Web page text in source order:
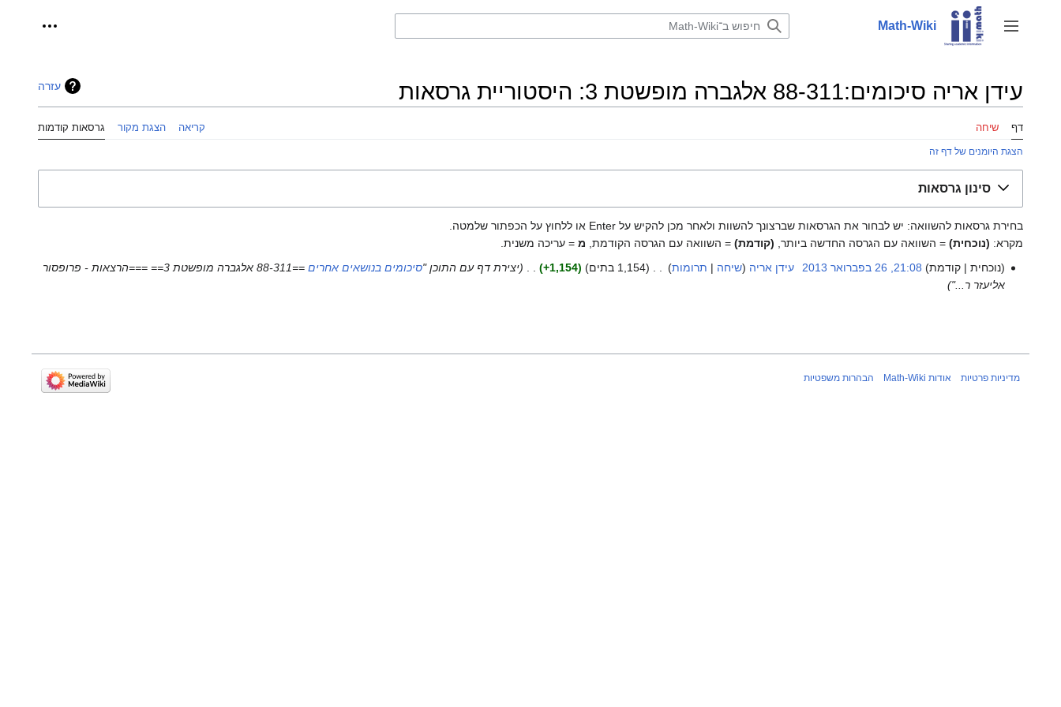
לתוכן
שינוי מצב סרגל צד
Math-Wiki כלים
עזרה עידן אריה סיכומים:88-311 אלגברה מופשטת 3: היסטוריית גרסאות
דף שיחה קריאה הצגת מקור גרסאות קודמות
הצגת היומנים של דף זה
סינון גרסאות
בחירת גרסאות להשוואה: יש לבחור את הגרסאות שברצונך להשוות ולאחר מכן להקיש על Enter או ללחוץ על הכפתור שלמטה.
מקרא: (נוכחית) = השוואה עם הגרסה החדשה ביותר, (קודמת) = השוואה עם הגרסה הקודמת, מ = עריכה משנית.
26
בפברואר
נוכחית קודמת 21:08, 26 בפברואר 2013 עידן אריה שיחה תרומות 1,154 בתים +1,154
‏ יצירת דף עם התוכן "סיכומים בנושאים אחרים
==88-311 אלגברה מופשטת 3== ===הרצאות - פרופסור
אליעזר ר..."
מדיניות פרטיות אודות Math-Wiki הבהרות משפטיות